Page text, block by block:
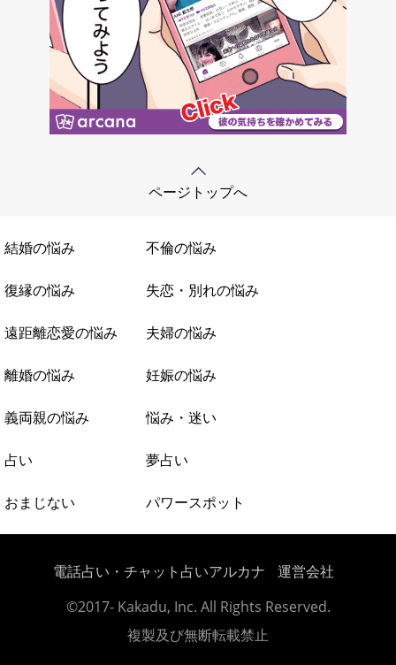
ページトップへ
結婚の悩み 不倫の悩み
復縁の悩み 失恋・別れの悩み
遠距離恋愛の悩み 夫婦の悩み
離婚の悩み 妊娠の悩み
義両親の悩み 悩み・迷い
占い 夢占い
おまじない パワースポット
電話占い・チャット占いアルカナ
運営会社
©2017- Kakadu, Inc. All Rights Reserved.
複製及び無断転載禁止